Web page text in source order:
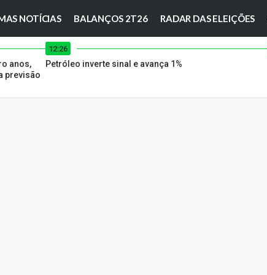
NOTÍCIAS BALANÇOS 2T26 RADAR DAS ELEIÇÕES
anos,
previsão
12:26
Petróleo inverte sinal e avança 1%